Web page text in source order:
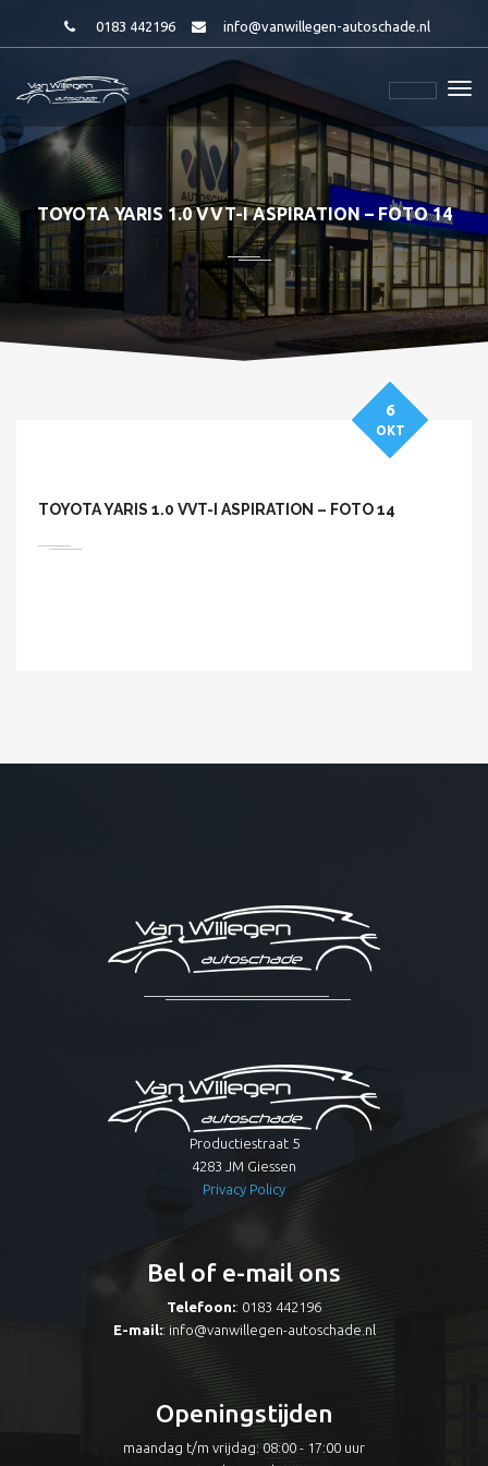
0183 442196 info@vanwillegen-autoschade.nl
TOYOTA YARIS 1.0 VVT-I ASPIRATION – FOTO 14
TOYOTA YARIS 1.0 VVT-I ASPIRATION – FOTO 14
6
OKT
Productiestraat 5
4283 JM Giessen
Privacy Policy
Bel of e-mail ons
Telefoon:: 0183 442196
E-mail:: info@vanwillegen-autoschade.nl
Openingstijden
maandag t/m vrijdag: 08:00 - 17:00 uur